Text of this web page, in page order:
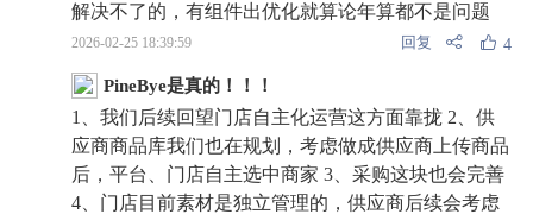
解决不了的，有组件出优化就算论年算都不是问题
2026-02-25 18:39:59 回复 4
PineBye是真的！！！
1、我们后续回望门店自主化运营这方面靠拢 2、供
应商商品库我们也在规划，考虑做成供应商上传商品
后，平台、门店自主选中商家 3、采购这块也会完善
4、门店目前素材是独立管理的，供应商后续会考虑